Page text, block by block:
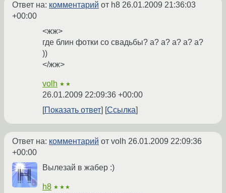
Ответ на: комментарий от h8 26.01.2009 21:36:03
+00:00
<жж>
где блин фотки со свадьбы? а? а? а? а? а?
))
</жж>
volh ★★
26.01.2009 22:09:36 +00:00
Показать ответ
Ссылка
Ответ на: комментарий от volh 26.01.2009 22:09:36
+00:00
Вылезай в жабер :)
h8 ★★★